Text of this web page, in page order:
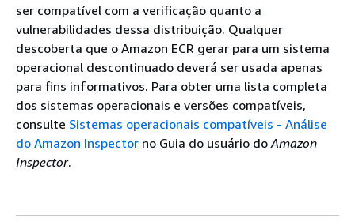
ser compatível com a verificação quanto a
vulnerabilidades dessa distribuição. Qualquer
descoberta que o Amazon ECR gerar para um sistema
operacional descontinuado deverá ser usada apenas
para fins informativos. Para obter uma lista completa
dos sistemas operacionais e versões compatíveis,
consulte Sistemas operacionais compatíveis - Análise
do Amazon Inspector no Guia do usuário do Amazon
Inspector.